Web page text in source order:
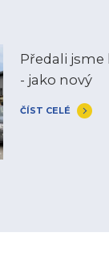
Předali
- jako nový
ČÍST CELÉ